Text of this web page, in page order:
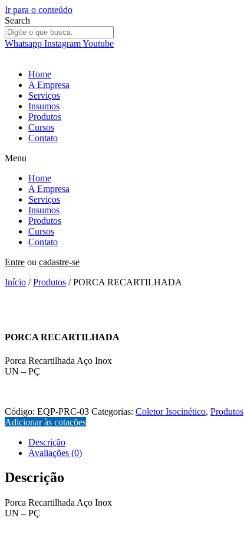
Ir para o conteúdo
Search
Whatsapp InstagramYoutube
Home
A Empresa
Serviços
Insumos
Produtos
Cursos
Contato
Menu
Home
A Empresa
Serviços
Insumos
Produtos
Cursos
Contato
Entre ou cadastre-se
Início /Produtos / PORCA RECARTILHADA
PORCA RECARTILHADA
Porca Recartilhada Aço Inox
UN – PÇ
Código: EQP-PRC-03 Categorias: Coletor Isocinético, Produtos
Adicionar às cotações
Descrição
Avaliações (0)
Descrição
Porca Recartilhada Aço Inox
UN – PÇ